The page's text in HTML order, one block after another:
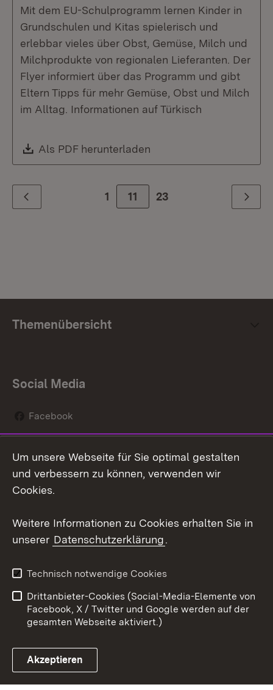
Mit dem EU-Schulprogramm lernen Kinder in
Grundschulen und Kitas spielerisch und
erlebbar vieles über Obst, Gemüse, Milch und
Milchprodukte von regionalen Lieferanten. Der
Flyer informiert über das Programm und gibt
Eltern Tipps für mehr Gemüse, Obst und Milch
im Alltag. Informationen auf Türkisch
Download:
Als PDF herunterladen
Zurück 1 Zur Seite
11 23 Weiter
Themenübersicht
Social Media
Facebook
Social Wall
Youtube
Link zum Landesportal
Kontakt
Datenschutz
Barrierefreiheit
Impressum Cookies
Um unsere Webseite für Sie optimal gestalten
und verbessern zu können, verwenden wir
Cookies.
Weitere Informationen zu Cookies erhalten Sie in
unserer Datenschutzerklärung.
Technisch notwendige Cookies
Drittanbieter-Cookies (Social-Media-Elemente von
Facebook, X / Twitter und Google werden auf der
gesamten Webseite aktiviert.)
Akzeptieren